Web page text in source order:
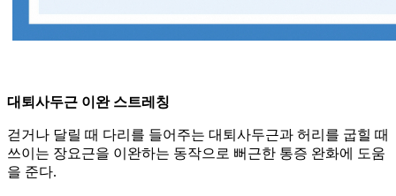
대퇴사두근 이완 스트레칭
걷거나 달릴 때 다리를 들어주는 대퇴사두근과 허리를 굽힐 때
쓰이는 장요근을 이완하는 동작으로 뻐근한 통증 완화에 도움
을 준다.